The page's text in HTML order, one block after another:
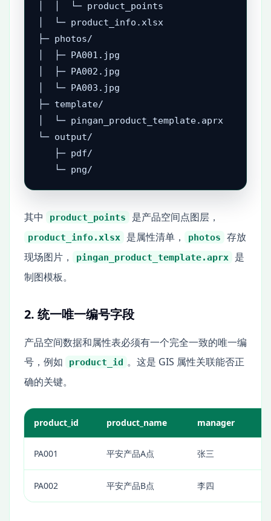
│  │  └─ product_points
│  └─ product_info.xlsx
├─ photos/
│  ├─ PA001.jpg
│  ├─ PA002.jpg
│  └─ PA003.jpg
├─ template/
│  └─ pingan_product_template.aprx
└─ output/
   ├─ pdf/
其中 product_points 是产品空间点图层，
product_info.xlsx 是属性清单， photos
存放
现场图片，
pingan_product_template.aprx
是
制图模板。
2. 统一唯一编号字段
产品空间数据和属性表必须有一个完全一致的唯一编
号，例如
product_id 。这是 GIS 属性关联能否正
确的关键。
product_id product_name manager
PA001 平安产品A点 张三
PA002 平安产品B点 李四